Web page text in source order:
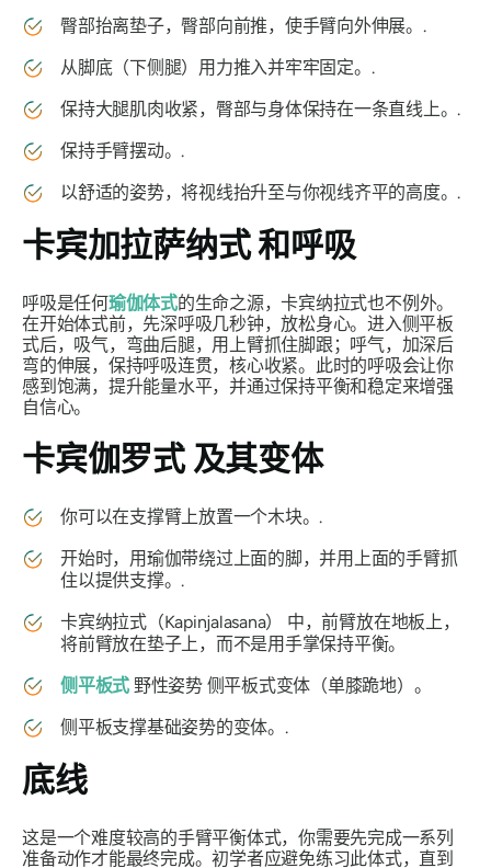
臀部抬离垫子，臀部向前推，使手臂向外伸展。.
从脚底（下侧腿）用力推入并牢牢固定。.
保持大腿肌肉收紧，臀部与身体保持在一条直线上。.
保持手臂摆动。.
以舒适的姿势，将视线抬升至与你视线齐平的高度。.
卡宾加拉萨纳式和呼吸
呼吸是任何瑜伽体式的生命之源，卡宾纳拉式也不例外。
在开始体式前，先深呼吸几秒钟，放松身心。进入侧平板
式后，吸气，弯曲后腿，用上臂抓住脚跟；呼气，加深后
弯的伸展，保持呼吸连贯，核心收紧。此时的呼吸会让你
感到饱满，提升能量水平，并通过保持平衡和稳定来增强
自信心。
卡宾伽罗式及其变体
你可以在支撑臂上放置一个木块。.
开始时，用瑜伽带绕过上面的脚，并用上面的手臂抓
住以提供支撑。.
卡宾纳拉式（Kapinjalasana）
中，前臂放在地板上，
将前臂放在垫子上，而不是用手掌保持平衡。
侧平板式 野性姿势 侧平板式变体（单膝跪地）。
侧平板支撑基础姿势的变体。.
底线
这是一个难度较高的手臂平衡体式，你需要先完成一系列
准备动作才能最终完成。初学者应避免练习此体式，直到